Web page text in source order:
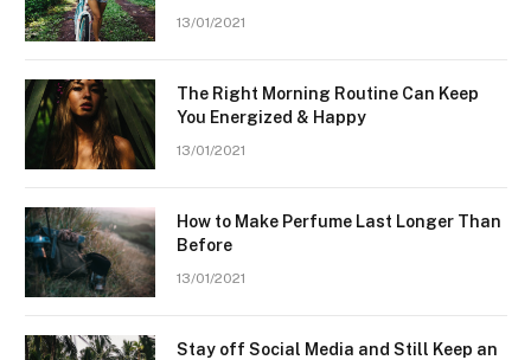
13/01/2021
The Right Morning Routine Can Keep
You Energized & Happy
13/01/2021
How to Make Perfume Last Longer Than
Before
13/01/2021
Stay off Social Media and Still Keep an